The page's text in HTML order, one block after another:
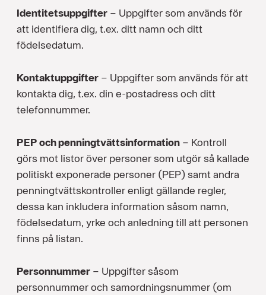
Identitetsuppgifter – Uppgifter som används för
att identifiera dig, t.ex. ditt namn och ditt
födelsedatum.
Kontaktuppgifter – Uppgifter som används för att
kontakta dig, t.ex. din e-postadress och ditt
telefonnummer.
PEP och penningtvättsinformation – Kontroll
görs mot listor över personer som utgör så kallade
politiskt exponerade personer (PEP) samt andra
penningtvättskontroller enligt gällande regler,
dessa kan inkludera information såsom namn,
födelsedatum, yrke och anledning till att personen
finns på listan.
Personnummer – Uppgifter såsom
personnummer och samordningsnummer (om